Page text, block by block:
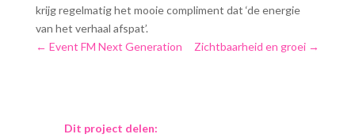
krijg regelmatig het mooie compliment dat ‘de energie
van het verhaal afspat’.
← Event FM Next Generation Zichtbaarheid en groei →
Dit project delen: